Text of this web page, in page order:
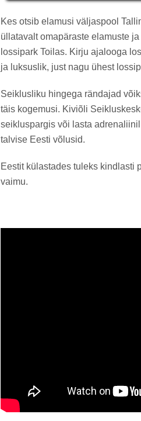
Kes otsib elamusi väljaspool
üllatavalt omapäraste elamuste
lossipark Toilas. Kirju ajalooga
ja luksuslik, just nagu ühest
Seiklusliku hingega rändajad
täis kogemusi. Kiviõli
seikluspargis või lasta
talvise Eesti võlusid.
Eestit külastades tuleks kindlasti
vaimu.